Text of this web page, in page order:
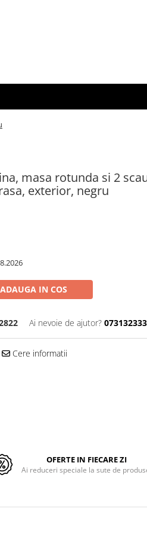
masa rotunda si 2
exterior, negru
ADAUGA IN COS
Ai nevoie de ajutor?
Cere informatii
OFERTE IN FIECARE ZI
Ai reduceri speciale la sute de